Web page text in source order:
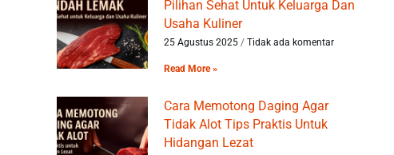
Pilihan Sehat Untuk Keluarga Dan
Usaha Kuliner
25 Agustus 2025 Tidak ada komentar
Read More »
Cara Memotong Daging Agar
Tidak Alot Tips Praktis Untuk
Hidangan Lezat